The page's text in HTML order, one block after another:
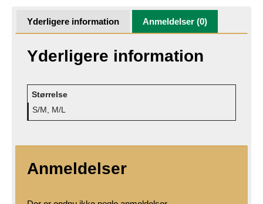
Yderligere information Anmeldelser (0)
Yderligere information
Størrelse
S/M, M/L
Anmeldelser